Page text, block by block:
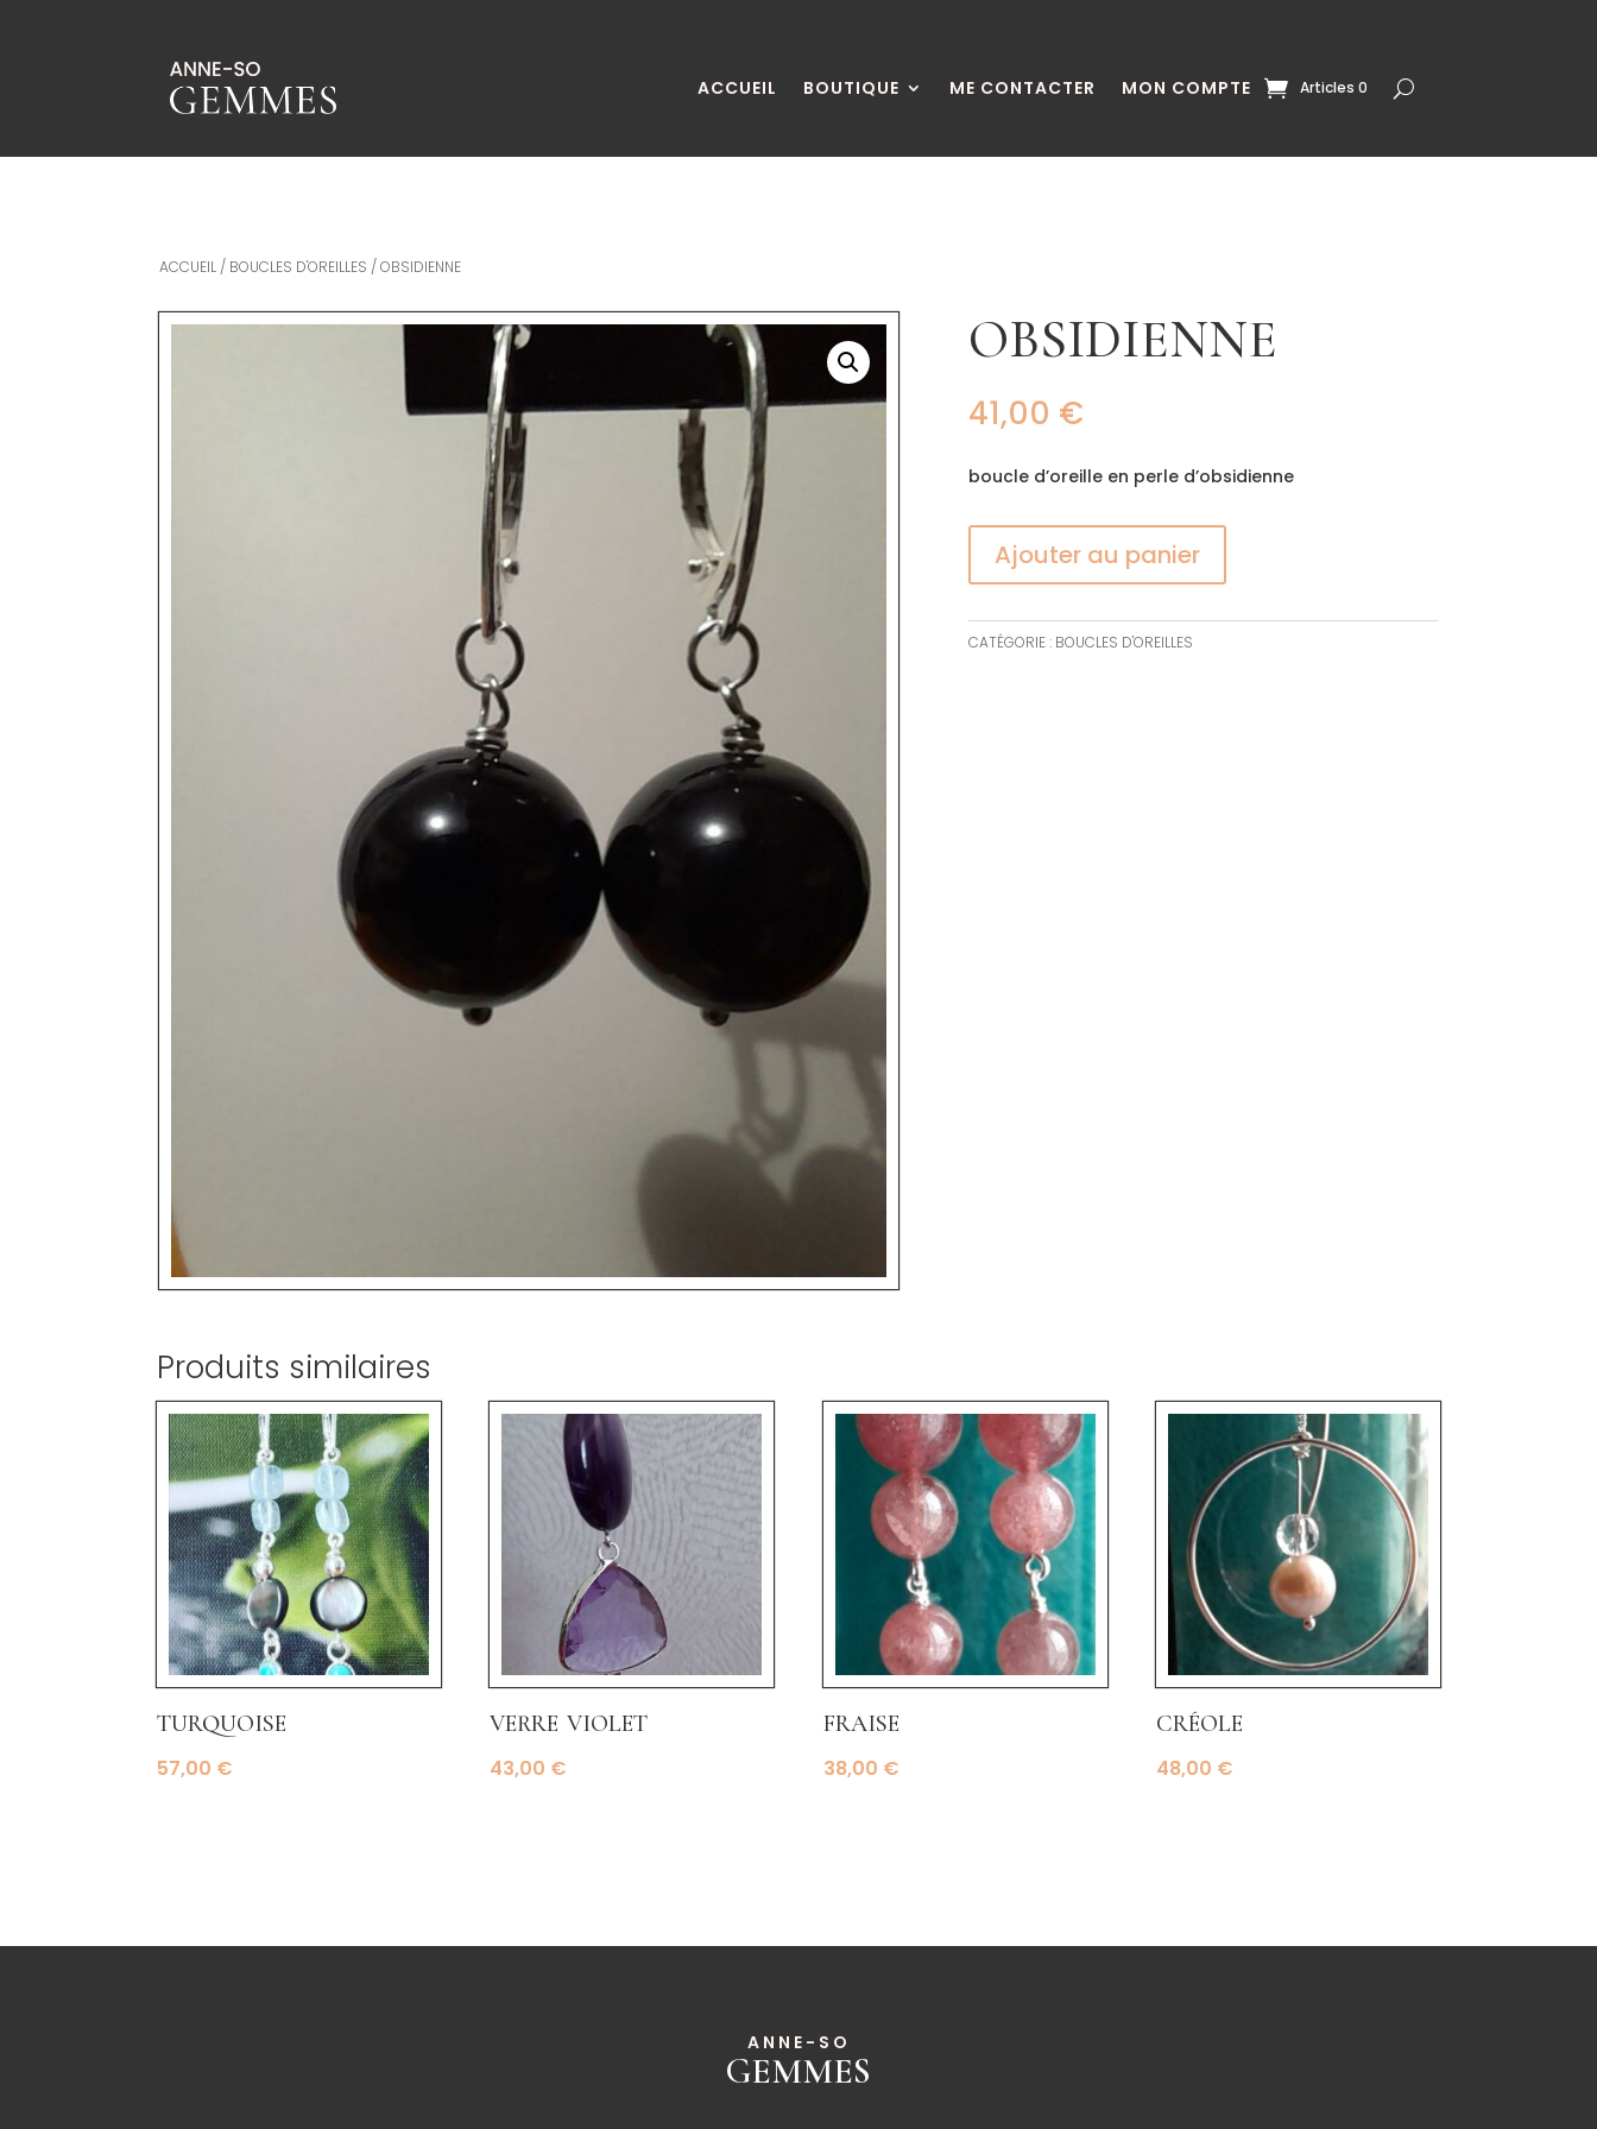
ACCUEIL BOUTIQUE ME CONTACTER MON COMPTE Articles 0
ACCUEIL / BOUCLES D'OREILLES / OBSIDIENNE
OBSIDIENNE
41,00 €
boucle d’oreille en perle d’obsidienne
Ajouter au panier
CATÉGORIE : BOUCLES D'OREILLES
Produits similaires
turquoise
57,00 €
verre violet
43,00 €
fraise
38,00 €
créole
48,00 €
ANNE-SO
GEMMES